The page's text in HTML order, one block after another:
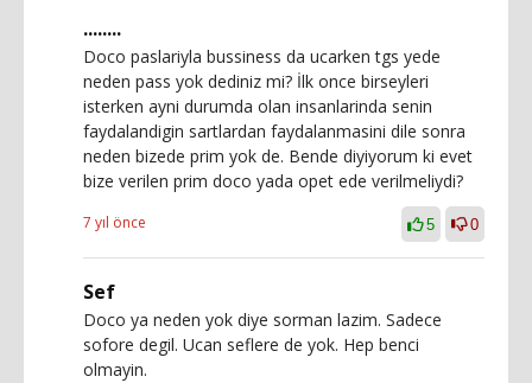
........
Doco paslariyla bussiness da ucarken tgs yede
neden pass yok dediniz mi? İlk once birseyleri
isterken ayni durumda olan insanlarinda senin
faydalandigin sartlardan faydalanmasini dile sonra
neden bizede prim yok de. Bende diyiyorum ki evet
bize verilen prim doco yada opet ede verilmeliydi?
7 yıl önce 5 0
Sef
Doco ya neden yok diye sorman lazim. Sadece
sofore degil. Ucan seflere de yok. Hep benci
olmayin.